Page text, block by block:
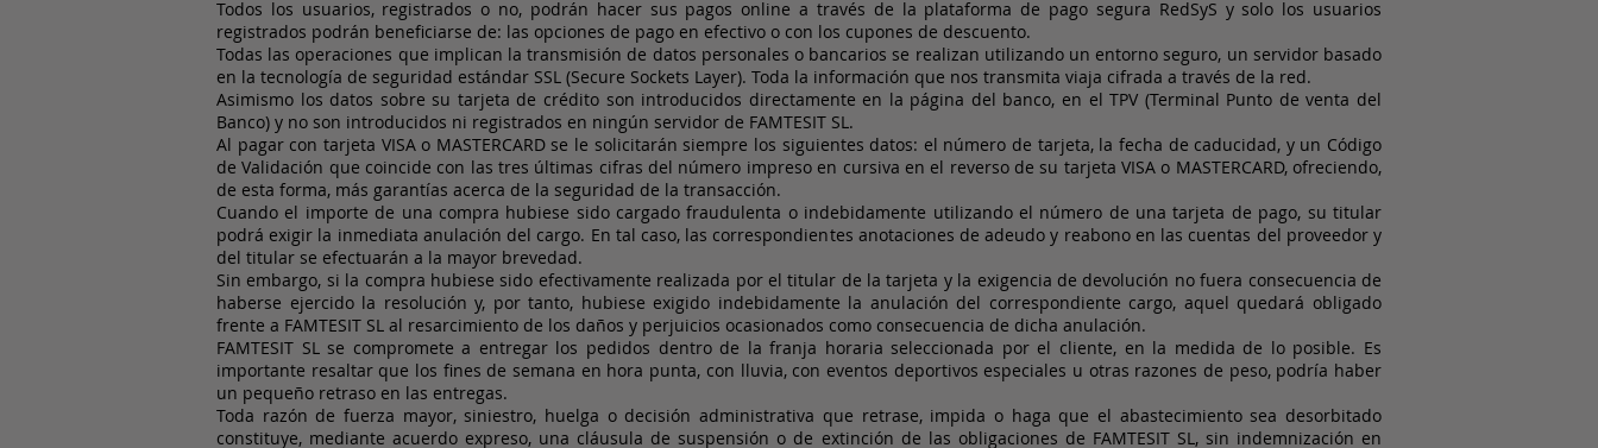
Todos los usuarios, registrados o no, podrán hacer sus pagos online a través de la plataforma de pago segura RedSyS y solo los usuarios
registrados podrán beneficiarse de: las opciones de pago en efectivo o con los cupones de descuento.
Todas las operaciones que implican la transmisión de datos personales o bancarios se realizan utilizando un entorno seguro, un servidor basado
en la tecnología de seguridad estándar SSL (Secure Sockets Layer). Toda la información que nos transmita viaja cifrada a través de la red.
Asimismo los datos sobre su tarjeta de crédito son introducidos directamente en la página del banco, en el TPV (Terminal Punto de venta del
Banco) y no son introducidos ni registrados en ningún servidor de FAMTESIT SL.
Al pagar con tarjeta VISA o MASTERCARD se le solicitarán siempre los siguientes datos: el número de tarjeta, la fecha de caducidad, y un Código
de Validación que coincide con las tres últimas cifras del número impreso en cursiva en el reverso de su tarjeta VISA o MASTERCARD, ofreciendo,
de esta forma, más garantías acerca de la seguridad de la transacción.
Cuando el importe de una compra hubiese sido cargado fraudulenta o indebidamente utilizando el número de una tarjeta de pago, su titular
podrá exigir la inmediata anulación del cargo. En tal caso, las correspondientes anotaciones de adeudo y reabono en las cuentas del proveedor y
del titular se efectuarán a la mayor brevedad.
Sin embargo, si la compra hubiese sido efectivamente realizada por el titular de la tarjeta y la exigencia de devolución no fuera consecuencia de
haberse ejercido la resolución y, por tanto, hubiese exigido indebidamente la anulación del correspondiente cargo, aquel quedará obligado
frente a FAMTESIT SL al resarcimiento de los daños y perjuicios ocasionados como consecuencia de dicha anulación.
FAMTESIT SL se compromete a entregar los pedidos dentro de la franja horaria seleccionada por el cliente, en la medida de lo posible. Es
importante resaltar que los fines de semana en hora punta, con lluvia, con eventos deportivos especiales u otras razones de peso, podría haber
un pequeño retraso en las entregas.
Toda razón de fuerza mayor, siniestro, huelga o decisión administrativa que retrase, impida o haga que el abastecimiento sea desorbitado
constituye, mediante acuerdo expreso, una cláusula de suspensión o de extinción de las obligaciones de FAMTESIT SL, sin indemnización en